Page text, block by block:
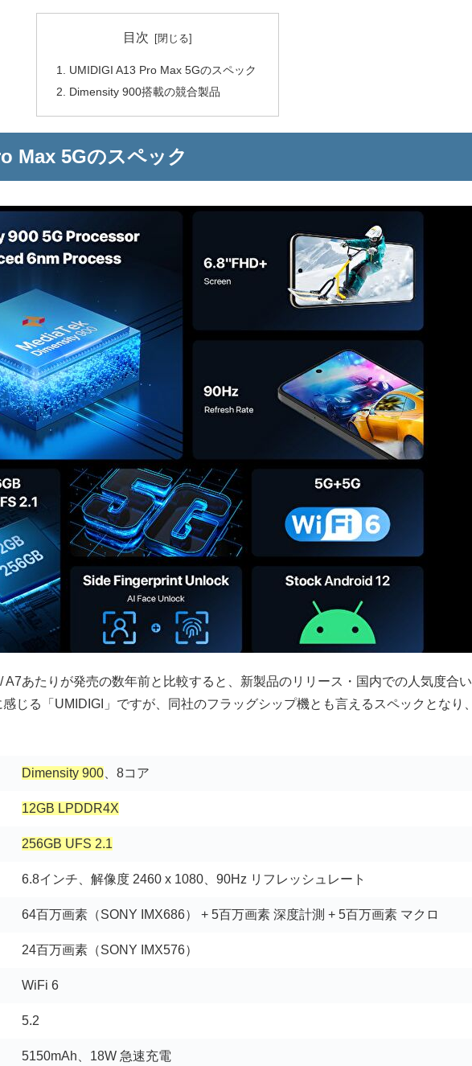
目次
UMIDIGI A13 Pro Max 5Gのスペック
Dimensity 900搭載の競合製品
Max 5Gのスペック
A7あたりが発売の数年前と比較すると、新製品のリリース・国内での人気度合い
じる「UMIDIGI」ですが、同社のフラッグシップ機とも言えるスペックとなり、
Dimensity 900 、8コア
12GB LPDDR4X
256GB UFS 2.1
6.8インチ、解像度 2460 x 1080、90Hz リフレッシュレート
64百万画素（SONY IMX686） + 5百万画素 深度計測 + 5百万画素 マクロ
24百万画素（SONY IMX576）
WiFi 6
5.2
5150mAh、18W 急速充電